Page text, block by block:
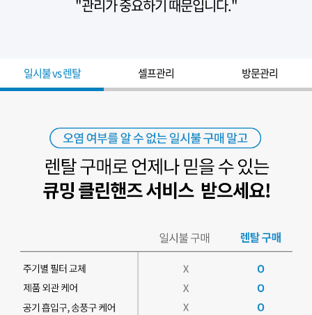
"관리가 중요하기 때문입니다."
일시불 vs 렌탈 셀프관리 방문관리